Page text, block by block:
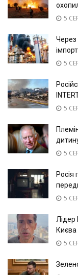
5
Через
5
5
5
Росія
5
Лідер
Києва
5